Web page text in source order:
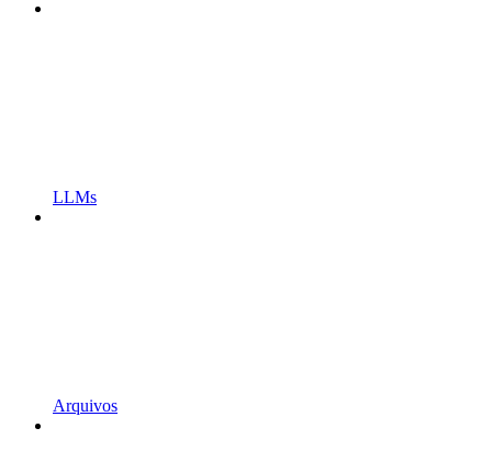
LLMs
Arquivos